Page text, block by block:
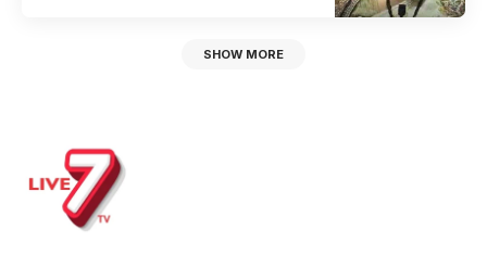
SHOW MORE